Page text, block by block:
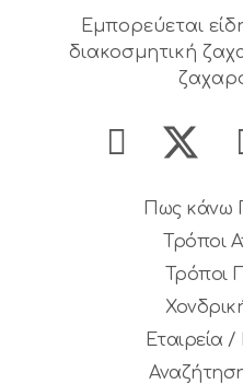
Εμπορεύεται
διακοσμητική
Πως κάνω
Τρόποι
Τρόποι
Εταιρεία /